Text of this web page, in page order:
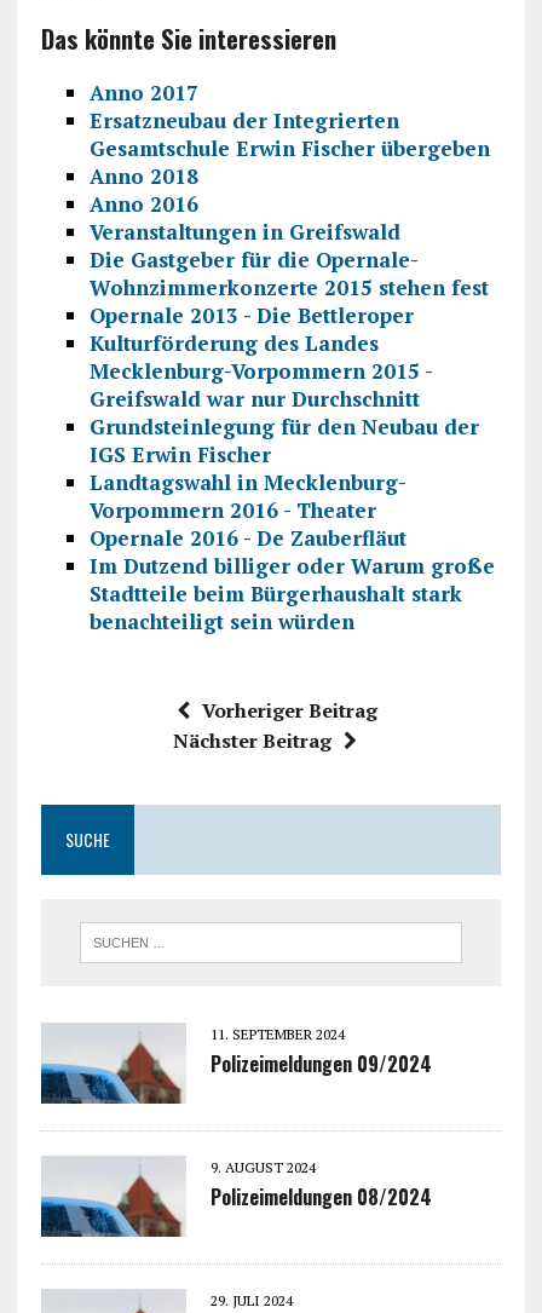
Das könnte Sie interessieren
Anno 2017
Ersatzneubau der Integrierten
Gesamtschule Erwin Fischer übergeben
Anno 2018
Anno 2016
Veranstaltungen in Greifswald
Die Gastgeber für die Opernale-
Wohnzimmerkonzerte 2015 stehen fest
Opernale 2013 - Die Bettleroper
Kulturförderung des Landes
Mecklenburg-Vorpommern 2015 -
Greifswald war nur Durchschnitt
Grundsteinlegung für den Neubau der
IGS Erwin Fischer
Landtagswahl in Mecklenburg-
Vorpommern 2016 - Theater
Opernale 2016 - De Zauberfläut
Im Dutzend billiger oder Warum große
Stadtteile beim Bürgerhaushalt stark
benachteiligt sein würden
Vorheriger Beitrag
Nächster Beitrag
SUCHE
11. SEPTEMBER 2024
Polizeimeldungen 09/2024
9. AUGUST 2024
Polizeimeldungen 08/2024
29. JULI 2024